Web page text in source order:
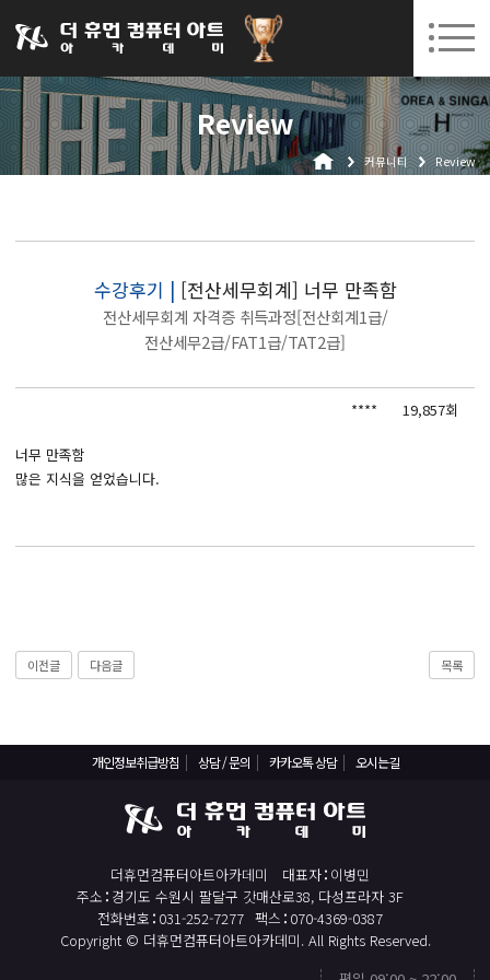
031-252-7277 수원캠퍼스 개강 08. 24.(월)
로그인 회원가입 고객센터
Review
커뮤니티 Review
수강후기 | [전산세무회계] 너무 만족함
전산세무회계 자격증 취득과정[전산회계1급/
전산세무2급/FAT1급/TAT2급]
**** 19,857회
너무 만족함
많은 지식을 얻었습니다.
이전글 다음글 목록
개인정보취급방침 상담 / 문의 카카오톡 상담 오시는길
더휴먼컴퓨터아트아카데미 대표자 이병민
주소 경기도 수원시 팔달구 갓매산로38, 다성프라자 3F
전화번호 031-252-7277 팩스 070-4369-0387
Copyright © 더휴먼컴퓨터아트아카데미. All Rights Reserved.
아카데미소개
인사말
오시는길
국비지원 무료교육
BIM 건축설계 및 실내건축설계(캐드(CAD),맥스(MAX),레빗(REVIT))실무자 양성과정
React, Veu 프레임워크 기반 프론트엔드 개발 양성 지원
전산세무회계 자격취득과정[전산회계1급/전산세무2급/FAT1급/TAT2급]
직업상담사 2급 (필기+실기) 자격증 취득과정
일러스트 자격증 취득과정(GTQi 1급)
전산회계 1급 / FAT 1급 자격증 취득과정